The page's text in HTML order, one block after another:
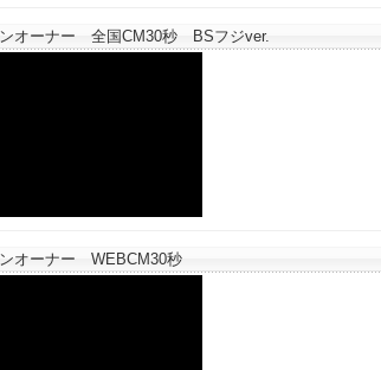
オーナー 全国CM30秒 BSフジver.
オーナー WEBCM30秒